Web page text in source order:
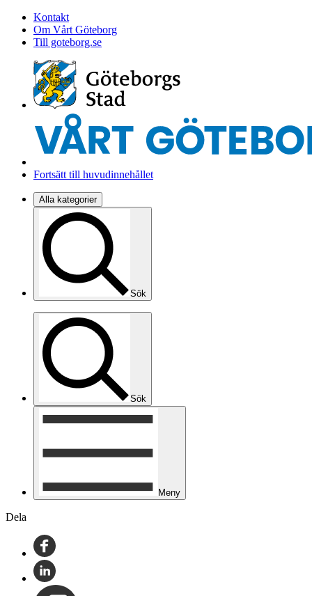
Kontakt
Om Vårt Göteborg
Till goteborg.se
Fortsätt till huvudinnehållet
Alla kategorier
Sök
Sök
Meny
Dela